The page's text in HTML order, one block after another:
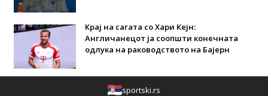
Крај на сагата со Хари Кејн:
Англичанецот ја соопшти конечната
одлука на раководството на Бајерн
sportski.rs